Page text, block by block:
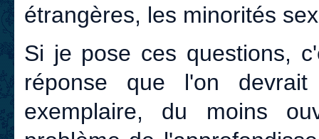
étrangères, les minorités
Si je pose ces questions,
réponse que l'on
exemplaire, du moins